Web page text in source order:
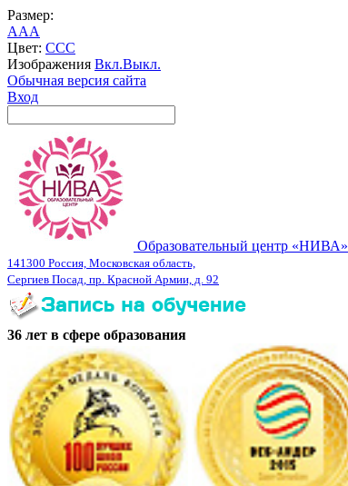
Размер:
AAA
Цвет: CCC
Изображения Вкл.Выкл.
Обычная версия сайта
Вход
Образовательный центр «НИВА»
141300 Россия, Московская область,
Сергиев Посад, пр. Красной Армии, д. 92
36 лет в сфере образования